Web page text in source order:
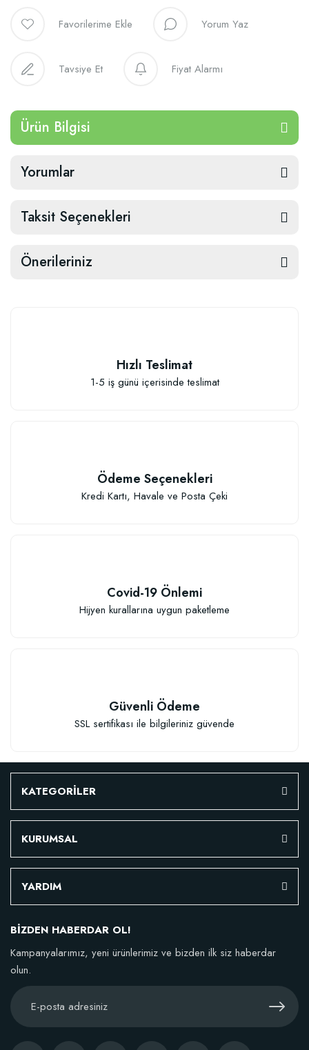
Yorum Yaz
Tavsiye Et Fiyat Alarmı
Ürün Bilgisi
Yorumlar
Taksit Seçenekleri
Önerileriniz
Hızlı Teslimat
1-5 iş günü içerisinde teslimat
Ödeme Seçenekleri
Kredi Kartı, Havale ve Posta Çeki
Covid-19 Önlemi
Hijyen kurallarına uygun paketleme
Güvenli Ödeme
SSL sertifikası ile bilgileriniz güvende
KATEGORİLER
KURUMSAL
YARDIM
BİZDEN HABERDAR OL!
Kampanyalarımız, yeni ürünlerimiz ve bizden ilk siz haberdar
olun.